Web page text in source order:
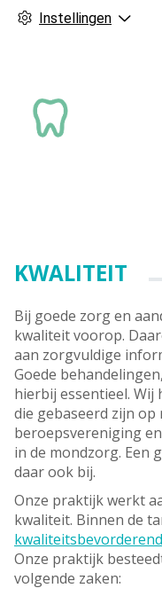
Instellingen
KWALITEIT
Bij goede zorg en
kwaliteit voorop.
aan zorgvuldige
Goede
hierbij essentieel.
die gebaseerd zijn op
beroepsvereniging
in de mondzorg. Een
daar ook bij.
Onze praktijk werkt
kwaliteit. Binnen de
Onze praktijk
volgende zaken: